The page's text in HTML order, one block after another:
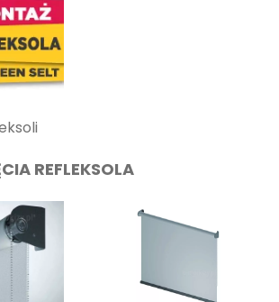
REFLEKSOLA